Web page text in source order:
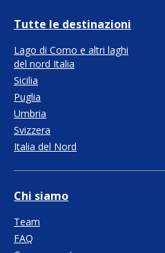
Chi siamo
Team
FAQ
Tutte le destinazioni
Lago di Como e altri laghi
del nord Italia
Sicilia
Puglia
Umbria
Svizzera
Italia del Nord